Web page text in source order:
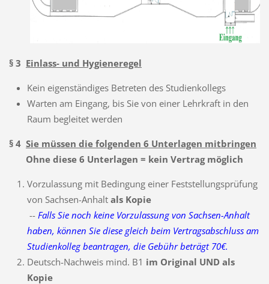
§ 3 Einlass- und Hygieneregel
Kein eigenständiges Betreten des Studienkollegs
Warten am Eingang, bis Sie von einer Lehrkraft in den
Raum begleitet werden
§ 4 Sie müssen die folgenden 6 Unterlagen mitbringen
Ohne diese 6 Unterlagen = kein Vertrag möglich
Vorzulassung mit Bedingung einer Feststellungsprüfung
von Sachsen-Anhalt als Kopie
-- Falls Sie noch keine Vorzulassung von Sachsen-Anhalt
haben, können Sie diese gleich beim Vertragsabschluss am
Studienkolleg beantragen, die Gebühr beträgt 70€.
Deutsch-Nachweis mind. B1 im Original UND als
Kopie